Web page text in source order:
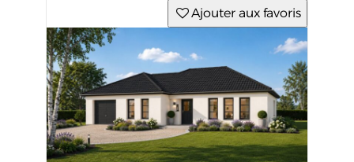
Ajouter aux favoris